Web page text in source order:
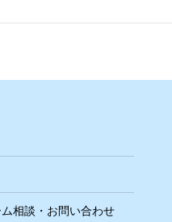
ム相談・お問い合わせ